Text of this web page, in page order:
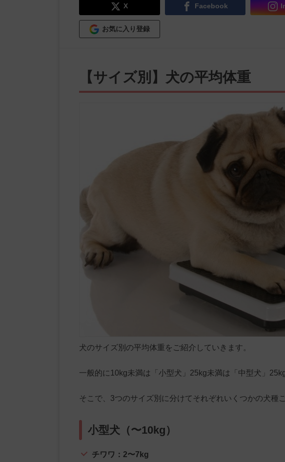
X Facebook
お気に入り登録
【サイズ別】犬の平均体重
犬のサイズ別の平均体重をご紹介していきます。
一般的に10kg未満は「小型犬」25kg未満は「中型犬」
そこで、3つのサイズ別に分けてそれぞれいくつかの犬種
小型犬（〜10kg）
チワワ：2〜7kg